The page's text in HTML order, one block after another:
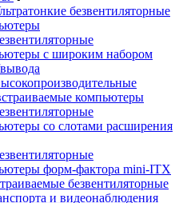
безвентиляторные
с широким набором
компьютеры
со слотами расширения
форм-фактора mini-ITX
безвентиляторные
и видеонаблюдения